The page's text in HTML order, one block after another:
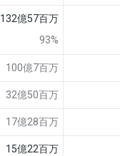
132億57百万
93%
100億7百万
32億50百万
17億28百万
15億22百万